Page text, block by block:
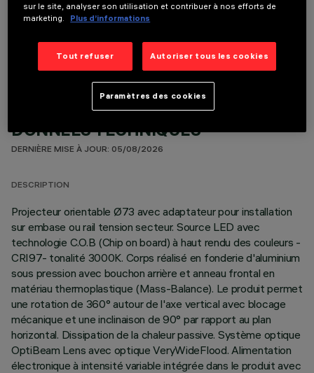
COMPOSANTS OPTIONNELS
DONNÉES TECHNIQUES
DERNIÈRE MISE À JOUR: 05/08/2026
DESCRIPTION
Projecteur orientable Ø73 avec adaptateur pour installation
sur embase ou rail tension secteur. Source LED avec
technologie C.O.B (Chip on board) à haut rendu des couleurs -
CRI97- tonalité 3000K. Corps réalisé en fonderie d'aluminium
sous pression avec bouchon arrière et anneau frontal en
matériau thermoplastique (Mass-Balance). Le produit permet
une rotation de 360° autour de l'axe vertical avec blocage
mécanique et une inclinaison de 90° par rapport au plan
horizontal. Dissipation de la chaleur passive. Système optique
OptiBeam Lens avec optique VeryWideFlood. Alimentation
électronique à intensité variable intégrée dans le produit avec
sur le site, analyser son utilisation et contribuer à nos efforts de
marketing.
Plus d’informations
Tout refuser Autoriser tous les cookies
Paramètres des cookies